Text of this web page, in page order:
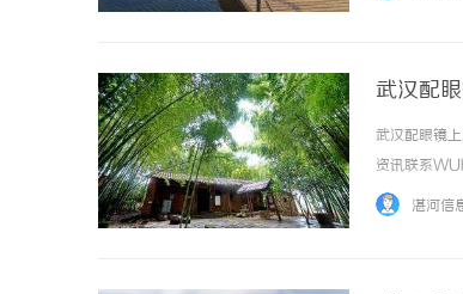
武汉配
武汉配眼镜
资讯联系
品牌，现于
湛河信